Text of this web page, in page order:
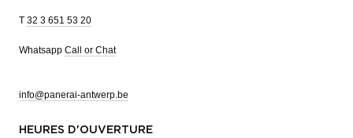
T 32 3 651 53 20
Whatsapp Call or Chat
info@panerai-antwerp.be
HEURES D'OUVERTURE